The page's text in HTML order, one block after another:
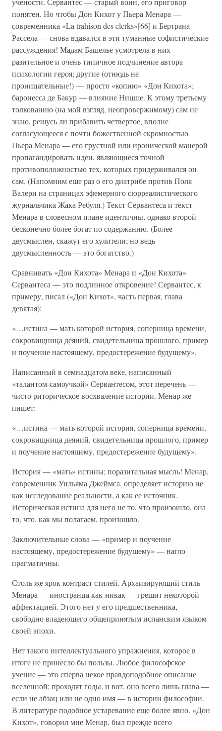
понятен. Но чтобы Дон Кихот у Пьера Менара —
современника «La trahison des clerks»[66] и Бертрана
Рассела — снова вдавался в эти туманные софистические
рассуждения! Мадам Башелье усмотрела в них
разительное и очень типичное подчинение автора
психологии героя; другие (отнюдь не
проницательные!) — просто «копию» «Дон Кихота»;
баронесса де Бакур — влияние Ницше. К этому третьему
толкованию (на мой взгляд, неопровержимому) сам не
знаю, решусь ли прибавить четвертое, вполне
согласующееся с почти божественной скромностью
Пьера Менара — его грустной или иронической манерой
пропагандировать идеи, являющиеся точной
противоположностью тех, которых придерживался он
сам. (Напомним еще раз о его диатрибе против Поля
Валери на страницах эфемерного сюрреалистического
журнальчика Жака Ребуля.) Текст Сервантеса и текст
Менара в словесном плане идентичны, однако второй
бесконечно более богат по содержанию. (Более
двусмыслен, скажут его хулители; но ведь
двусмысленность — это богатство.)
Сравнивать «Дон Кихота» Менара и «Дон Кихота»
Сервантеса — это подлинное откровение! Сервантес, к
примеру, писал («Дон Кихот», часть первая, глава
девятая):
«…истина — мать которой история, соперница времени,
сокровищница деяний, свидетельница прошлого, пример
и поучение настоящему, предостережение будущему».
Написанный в семнадцатом веке, написанный
«талантом-самоучкой» Сервантесом, этот перечень —
чисто риторическое восхваление истории. Менар же
пишет:
«…истина — мать которой история, соперница времени,
сокровищница деяний, свидетельница прошлого, пример
и поучение настоящему, предостережение будущему».
История — «мать» истины; поразительная мысль! Менар,
современник Уильяма Джеймса, определяет историю не
как исследование реальности, а как ее источник.
Историческая истина для него не то, что произошло, она
то, что, как мы полагаем, произошло.
Заключительные слова — «пример и поучение
настоящему, предостережение будущему» — нагло
прагматичны.
Столь же ярок контраст стилей. Архаизирующий стиль
Менара — иностранца как-никак — грешит некоторой
аффектацией. Этого нет у его предшественника,
свободно владеющего общепринятым испанским языком
своей эпохи.
Нет такого интеллектуального упражнения, которое в
итоге не принесло бы пользы. Любое философское
учение — это сперва некое правдоподобное описание
вселенной; проходят годы, и вот, оно всего лишь глава —
если не абзац или не одно имя — в истории философии.
В литературе подобное устаревание еще более явно. «Дон
Кихот», говорил мне Менар, был прежде всего